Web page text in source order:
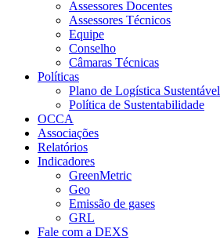
Assessores Docentes
Assessores Técnicos
Equipe
Conselho
Câmaras Técnicas
Políticas
Plano de Logística Sustentável
Política de Sustentabilidade
OCCA
Associações
Relatórios
Indicadores
GreenMetric
Geo
Emissão de gases
GRL
Fale com a DEXS